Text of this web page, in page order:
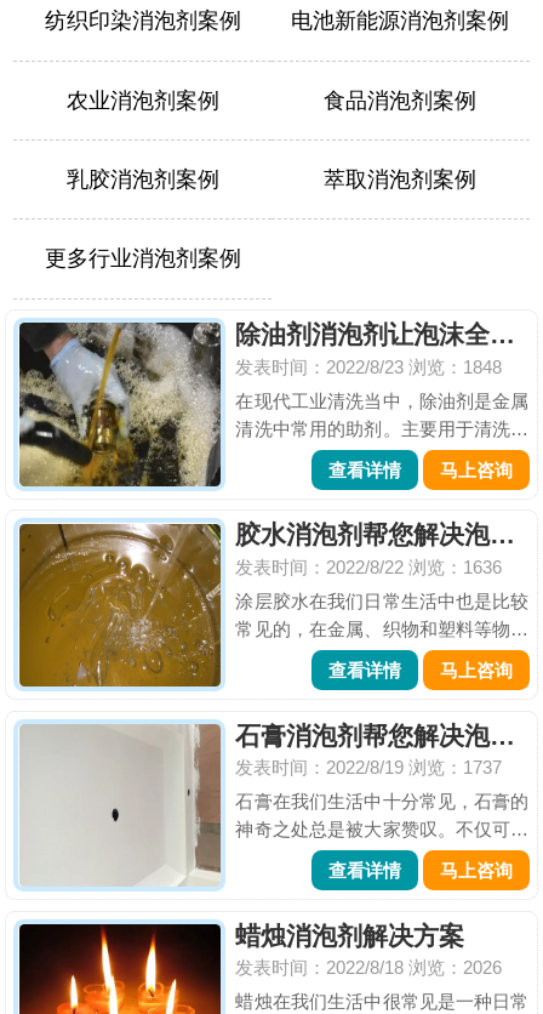
纺织印染消泡剂案例 电池新能源消泡剂案例
农业消泡剂案例 食品消泡剂案例
乳胶消泡剂案例 萃取消泡剂案例
更多行业消泡剂案例
除油剂消泡剂让泡沫全军覆没
发表时间：2022/8/23 浏览：1848
在现代工业清洗当中，除油剂是金属
清洗中常用的助剂。主要用于清洗机
械设备、机床表面的顽固重油污，是
利用“乳化”和“皂化”原理来恢复洁净
出现大量的泡沫影响除油剂的效果，
甚至会影响金属产品加工的...
查看详情 马上咨询
胶水消泡剂帮您解决泡沫所带来的困扰
发表时间：2022/8/22 浏览：1636
涂层胶水在我们日常生活中也是比较
常见的，在金属、织物和塑料等物体
表面人们常常会涂一层胶水，目的就
是为了绝缘、防护以及装饰。涂料的
存在，不仅影响到涂膜的保护效果，
而且也大大影响了涂膜的装饰效...
查看详情 马上咨询
石膏消泡剂帮您解决泡沫所带来的困扰
发表时间：2022/8/19 浏览：1737
石膏在我们生活中十分常见，石膏的
神奇之处总是被大家赞叹。不仅可以
医用入药，为骨折的病人减轻疼痛、
保持稳定，还可以根据用途使用在工
膏建筑制品的主要原料。建筑房屋材
料等等。石膏的用途很广，但是...
查看详情 马上咨询
蜡烛消泡剂解决方案
发表时间：2022/8/18 浏览：2026
蜡烛在我们生活中很常见是一种日常